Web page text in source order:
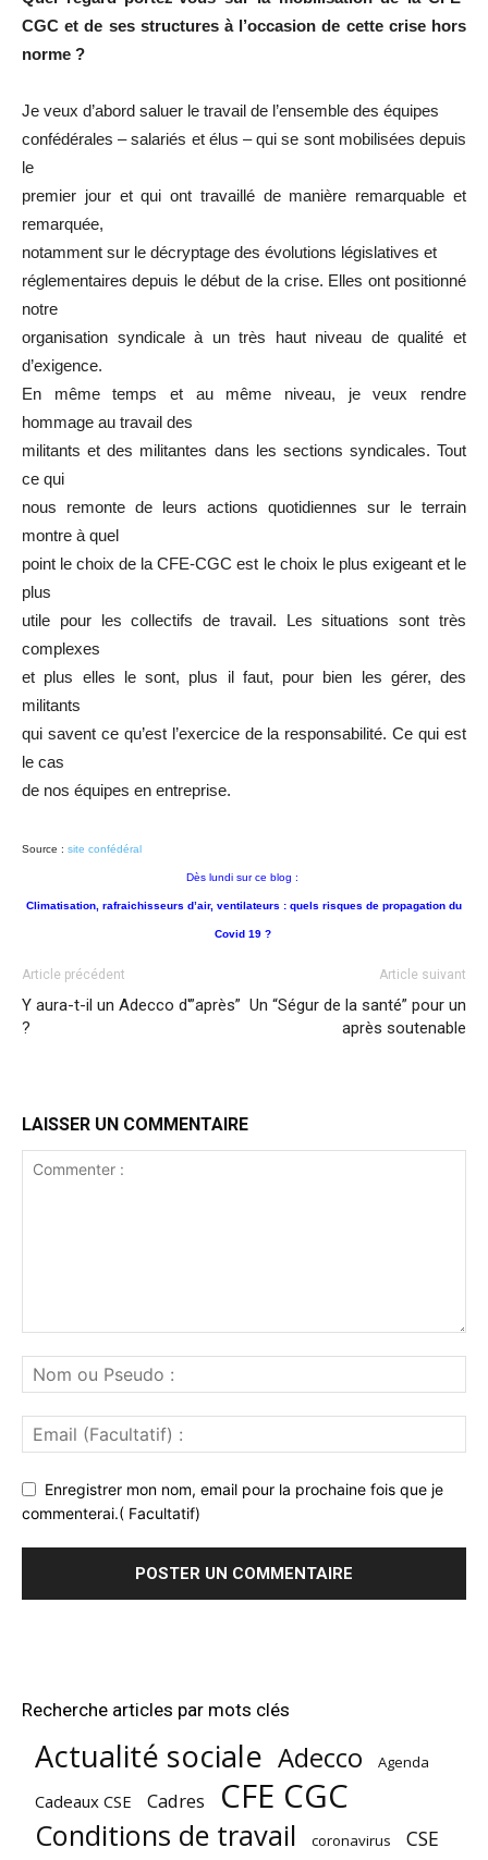
CGC et de ses structures à l’occasion de cette crise hors
norme ?
Je veux d’abord saluer le travail de l’ensemble des équipes
confédérales – salariés et élus – qui se sont mobilisées depuis
le
premier jour et qui ont travaillé de manière remarquable et
remarquée,
notamment sur le décryptage des évolutions législatives et
réglementaires depuis le début de la crise. Elles ont positionné
notre
organisation syndicale à un très haut niveau de qualité et
d’exigence.
En même temps et au même niveau, je veux rendre
hommage au travail des
militants et des militantes dans les sections syndicales. Tout
ce qui
nous remonte de leurs actions quotidiennes sur le terrain
montre à quel
point le choix de la CFE-CGC est le choix le plus exigeant et le
plus
utile pour les collectifs de travail. Les situations sont très
complexes
et plus elles le sont, plus il faut, pour bien les gérer, des
militants
qui savent ce qu’est l’exercice de la responsabilité. Ce qui est
le cas
de nos équipes en entreprise.
Source : site confédéral
Dès lundi sur ce blog :
Climatisation, rafraichisseurs d’air, ventilateurs : quels risques de propagation du
Covid 19 ?
Article précédent
Y aura-t-il un Adecco d'”après”
?
Article suivant
Un “Ségur de la santé” pour un
après soutenable
LAISSER UN COMMENTAIRE
Enregistrer mon nom, email pour la prochaine fois que je
commenterai.( Facultatif)
Recherche articles par mots clés
Actualité sociale Adecco Agenda
Cadeaux CSE Cadres CFE CGC
Conditions de travail coronavirus CSE